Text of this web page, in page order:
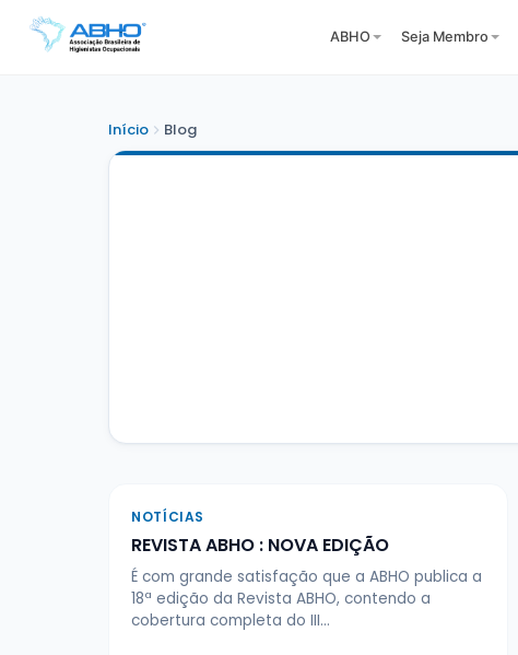
ABHO Seja Membro
Início Blog
NOTÍCIAS
REVISTA ABHO : NOVA EDIÇÃO
É com grande satisfação que a ABHO publica a
18ª edição da Revista ABHO, contendo a
cobertura completa do III…